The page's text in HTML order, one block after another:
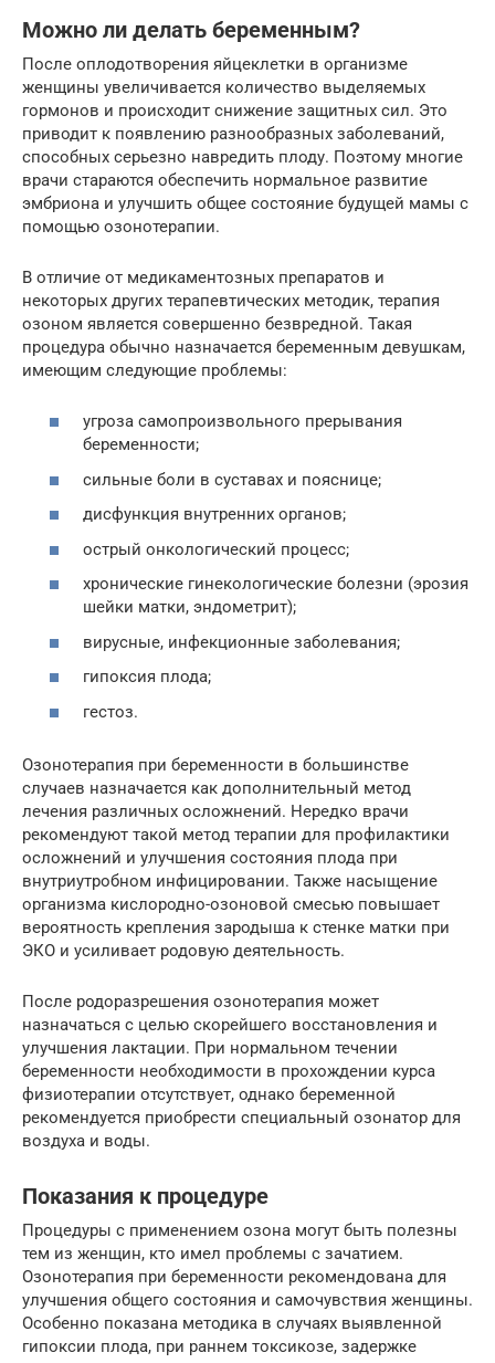
Можно ли делать беременным?
После оплодотворения яйцеклетки в организме
женщины увеличивается количество выделяемых
гормонов и происходит снижение защитных сил. Это
приводит к появлению разнообразных заболеваний,
способных серьезно навредить плоду. Поэтому многие
врачи стараются обеспечить нормальное развитие
эмбриона и улучшить общее состояние будущей мамы с
помощью озонотерапии.
В отличие от медикаментозных препаратов и
некоторых других терапевтических методик, терапия
озоном является совершенно безвредной. Такая
процедура обычно назначается беременным девушкам,
имеющим следующие проблемы:
угроза самопроизвольного прерывания
беременности;
сильные боли в суставах и пояснице;
дисфункция внутренних органов;
острый онкологический процесс;
хронические гинекологические болезни (эрозия
шейки матки, эндометрит);
вирусные, инфекционные заболевания;
гипоксия плода;
гестоз.
Озонотерапия при беременности в большинстве
случаев назначается как дополнительный метод
лечения различных осложнений. Нередко врачи
рекомендуют такой метод терапии для профилактики
осложнений и улучшения состояния плода при
внутриутробном инфицировании. Также насыщение
организма кислородно-озоновой смесью повышает
вероятность крепления зародыша к стенке матки при
ЭКО и усиливает родовую деятельность.
После родоразрешения озонотерапия может
назначаться с целью скорейшего восстановления и
улучшения лактации. При нормальном течении
беременности необходимости в прохождении курса
физиотерапии отсутствует, однако беременной
рекомендуется приобрести специальный озонатор для
воздуха и воды.
Показания к процедуре
Процедуры с применением озона могут быть полезны
тем из женщин, кто имел проблемы с зачатием.
Озонотерапия при беременности рекомендована для
улучшения общего состояния и самочувствия женщины.
Особенно показана методика в случаях выявленной
гипоксии плода, при раннем токсикозе, задержке